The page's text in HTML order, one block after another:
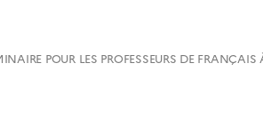
POUR LES PROFESSEURS DE